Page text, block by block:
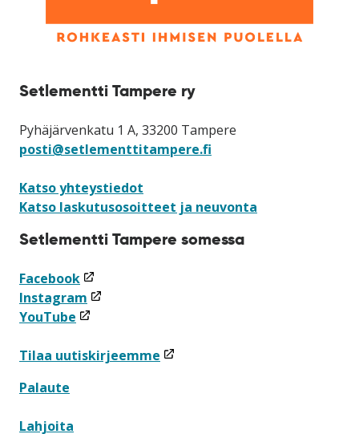
Setlementti Tampere ry
Pyhäjärvenkatu 1 A, 33200 Tampere
posti@setlementtitampere.fi
Katso yhteystiedot
Katso laskutusosoitteet ja neuvonta
Setlementti Tampere somessa
Facebook(linkki
avataan
uuteen
Instagram (linkki
avataan
ikkunaan)
YouTube (linkki
uuteen
Tilaa uutiskirjeemme (linkki
Palaute
Lahjoita